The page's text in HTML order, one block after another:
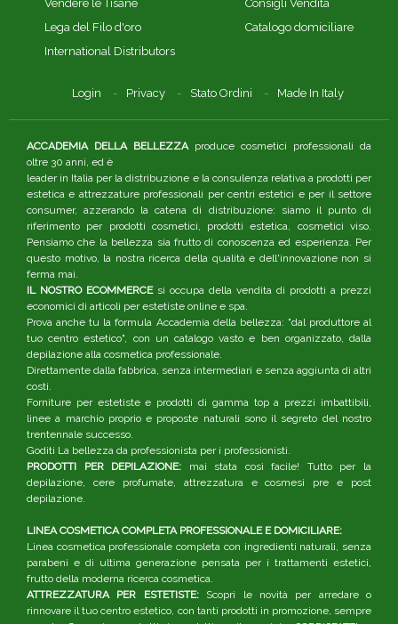
Vendere le Tisane
Lega del Filo d'oro
International Distributors
Consigli Vendita
Catalogo domiciliare
Login Privacy Stato Ordini Made In Italy
ACCADEMIA DELLA BELLEZZAproduce cosmetici professionali da
oltre 30 anni, ed è
leader in Italia per la distribuzione e la consulenza relativa a prodotti per
estetica e attrezzature professionali per centri estetici e per il settore
consumer, azzerando la catena di distribuzione: siamo il punto di
riferimento per prodotti cosmetici, prodotti estetica, cosmetici viso.
Pensiamo che la bellezza sia frutto di conoscenza ed esperienza. Per
questo motivo, la nostra ricerca della qualità e dell'innovazione non si
ferma mai.
IL NOSTRO ECOMMERCEsi occupa della vendita di prodotti a prezzi
economici di articoli per estetiste online e spa.
Prova anche tu la formula Accademia della bellezza: "dal produttore al
tuo centro estetico", con un catalogo vasto e ben organizzato, dalla
depilazione alla cosmetica professionale.
Direttamente dalla fabbrica, senza intermediari e senza aggiunta di altri
costi.
Forniture per estetiste e prodotti di gamma top a prezzi imbattibili,
linee a marchio proprio e proposte naturali sono il segreto del nostro
trentennale successo.
Goditi La bellezza da professionista per i professionisti.
PRODOTTI PER DEPILAZIONE: mai stata così facile! Tutto per la
depilazione, cere profumate, attrezzatura e cosmesi pre e post
depilazione.
LINEA COSMETICA COMPLETA PROFESSIONALE E DOMICILIARE:
Linea cosmetica professionale completa con ingredienti naturali, senza
parabeni e di ultima generazione pensata per i trattamenti estetici,
frutto della moderna ricerca cosmetica.
ATTREZZATURA PER ESTETISTE:Scopri le novità per arredare o
rinnovare il tuo centro estetico, con tanti prodotti in promozione, sempre